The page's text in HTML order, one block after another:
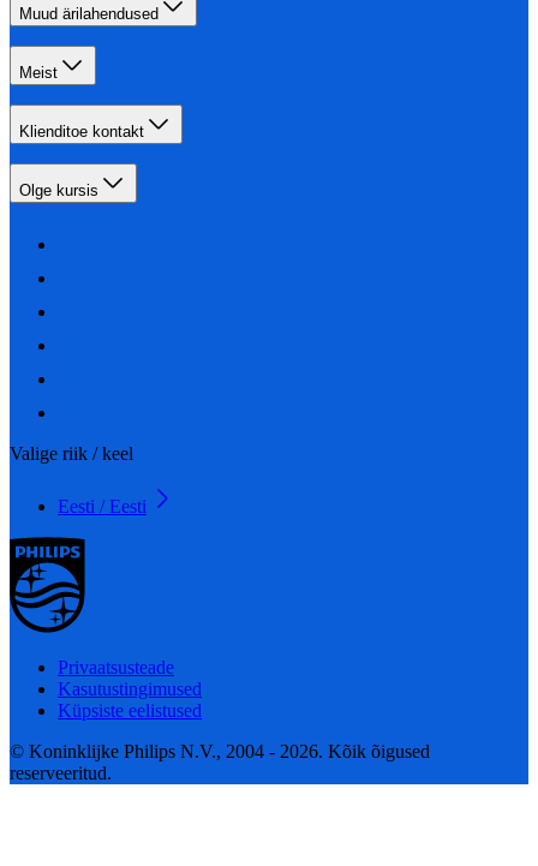
Muud ärilahendused
Meist
Klienditoe kontakt
Olge kursis
Valige riik / keel
Eesti / Eesti
Privaatsusteade
Kasutustingimused
Küpsiste eelistused
© Koninklijke Philips N.V., 2004 - 2026. Kõik õigused
reserveeritud.